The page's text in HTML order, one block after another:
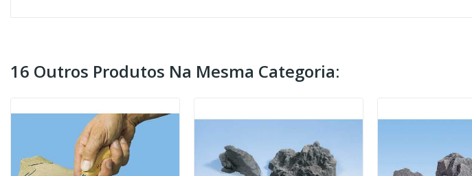
16 Outros Produtos Na Mesma Categoria: